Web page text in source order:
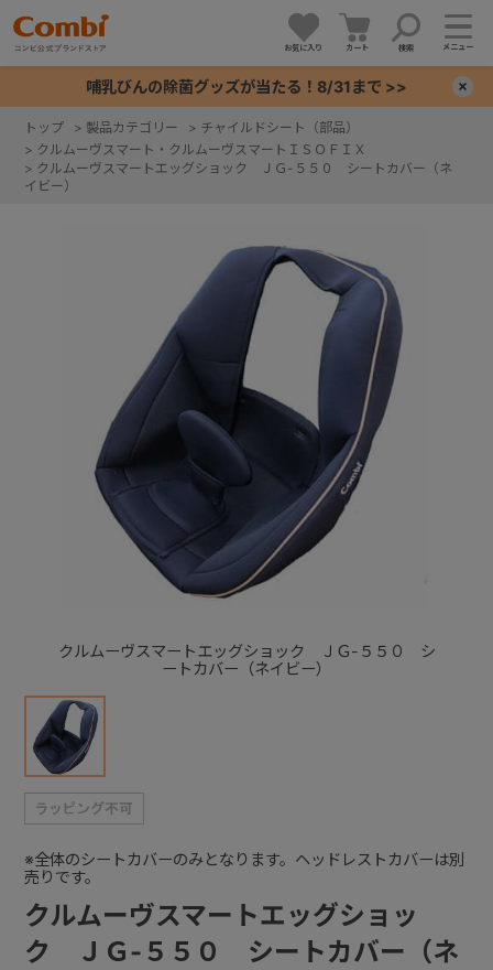
お気に入り カート 検索 メニュー
哺乳びんの除菌グッズが当たる！8/31まで >>
トップ > 製品カテゴリー > チャイルドシート（部品）
> クルムーヴスマート・クルムーヴスマートＩＳＯＦＩＸ
> クルムーヴスマートエッグショック ＪＧ-５５０ シートカバー（ネ
イビー）
クルムーヴスマートエッグショック ＪＧ-５５０ シ
ートカバー（ネイビー）
クルムーヴスマートエッグショッ
ク ＪＧ-５５０ シートカバー（ネ
※全体のシートカバーのみとなります。ヘッドレストカバーは別
売りです。